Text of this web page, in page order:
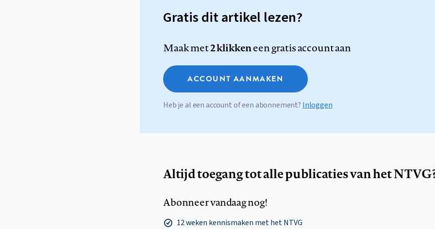
Gratis dit artikel lezen?
Maak met2 klikkeneen gratis account aan
ACCOUNT AANMAKEN
Heb je al een account of een abonnement? Inloggen
Altijd toegang tot alle publicaties van het
Abonneer vandaag nog!
12 weken kennismaken met het NTVG